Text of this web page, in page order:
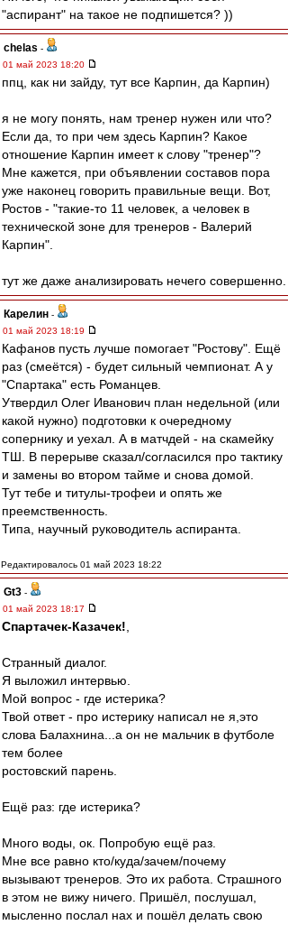
"аспирант" на такое не подпишется? ))
chelas -
01 май 2023 18:20
ппц, как ни зайду, тут все Карпин, да Карпин)
я не могу понять, нам тренер нужен или что?
Если да, то при чем здесь Карпин? Какое
отношение Карпин имеет к слову "тренер"?
Мне кажется, при объявлении составов пора
уже наконец говорить правильные вещи. Вот,
Ростов - "такие-то 11 человек, а человек в
технической зоне для тренеров - Валерий
Карпин".
тут же даже анализировать нечего совершенно.
Карелин -
01 май 2023 18:19
Кафанов пусть лучше помогает "Ростову". Ещё
раз (смеётся) - будет сильный чемпионат. А у
"Спартака" есть Романцев.
Утвердил Олег Иванович план недельной (или
какой нужно) подготовки к очередному
сопернику и уехал. А в матчдей - на скамейку
ТШ. В перерыве сказал/согласился про тактику
и замены во втором тайме и снова домой.
Тут тебе и титулы-трофеи и опять же
преемственность.
Типа, научный руководитель аспиранта.
Редактировалось 01 май 2023 18:22
Gt3 -
01 май 2023 18:17
Спартачек-Казачек!
Странный диалог.
Я выложил интервью.
Мой вопрос - где истерика?
Твой ответ - про истерику написал не я,это
слова Балахнина...а он не мальчик в футболе
тем более
ростовский парень.
Ещё раз: где истерика?
Много воды, ок. Попробую ещё раз.
Мне все равно кто/куда/зачем/почему
вызывают тренеров. Это их работа. Страшного
в этом не вижу ничего. Пришёл, послушал,
мысленно послал нах и пошёл делать свою